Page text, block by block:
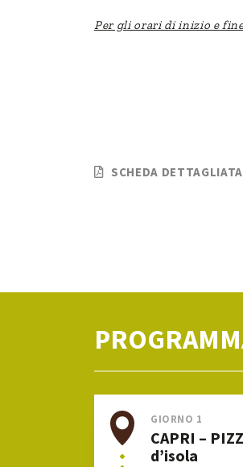
Per gli orari di inizio e
SCHEDA
GIORNO 1
CAPRI –
d’isola